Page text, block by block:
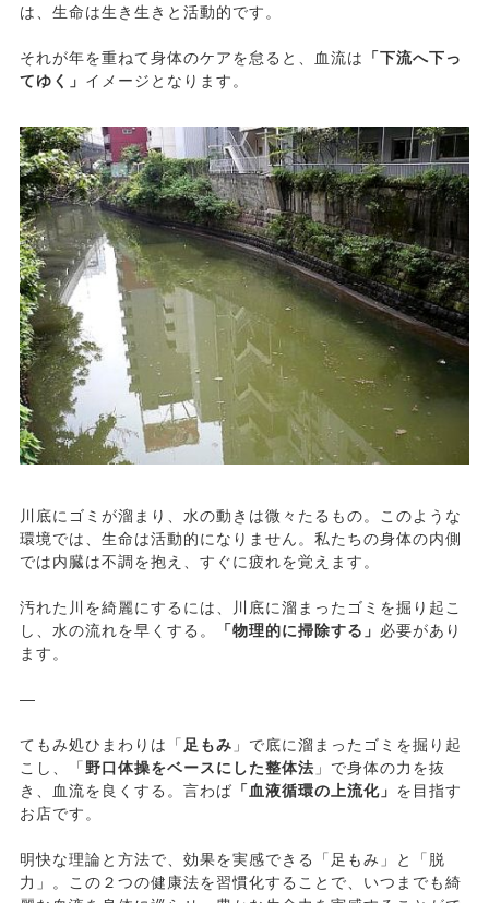
は、生命は生き生きと活動的です。
それが年を重ねて身体のケアを怠ると、血流は
「下流へ下っ
てゆく」 イメージとなります。
川底にゴミが溜まり、水の動きは微々たるもの。このような
環境では、生命は活動的になりません。私たちの身体の内側
では内臓は不調を抱え、すぐに疲れを覚えます。
汚れた川を綺麗にするには、川底に溜まったゴミを掘り起こ
し、水の流れを早くする。
「物理的に掃除する」 必要があり
ます。
—
てもみ処ひまわりは「 足もみ 」で底に溜まったゴミを掘り起
こし、「 野口体操をベースにした整体法 」で身体の力を抜
き、血流を良くする。言わば 「血液循環の上流化」 を目指す
お店です。
明快な理論と方法で、効果を実感できる「足もみ」と「脱
力」。この２つの健康法を習慣化することで、いつまでも綺